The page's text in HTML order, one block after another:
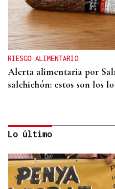
RIESGO ALIMENTARIO
Alerta alimentaria por
salchichón: estos son los
Lo último